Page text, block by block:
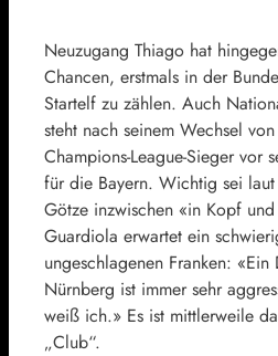
Neuzugang Thiago hat
Chancen, erstmals in der
Startelf zu zählen. Auch
steht nach seinem Wechsel
Champions-League-Sieger vor
für die Bayern. Wichtig sei
Götze inzwischen «in Kopf
Guardiola erwartet ein
ungeschlagenen Franken:
Nürnberg ist immer sehr
weiß ich.» Es ist mittlerweile
„Club“.